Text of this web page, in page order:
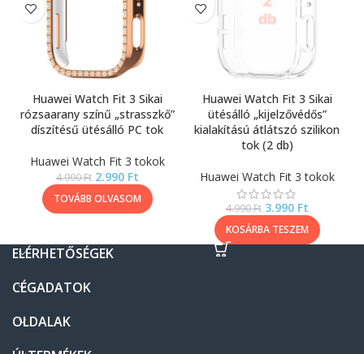
Huawei Watch Fit 3 Sikai
rózsaarany színű „strasszkő”
díszítésű ütésálló PC tok
Huawei Watch Fit 3 tokok
4.990Ft 2.990 Ft
TOVÁBB OLVASOM
Huawei Watch Fit 3 Sikai
ütésálló „kijelzővédős”
kialakítású átlátszó szilikon
tok (2 db)
Huawei Watch Fit 3 tokok
4.990Ft 3.990 Ft
KOSÁRBA TESZEM
ELÉRHETŐSÉGEK
CÉGADATOK
OLDALAK